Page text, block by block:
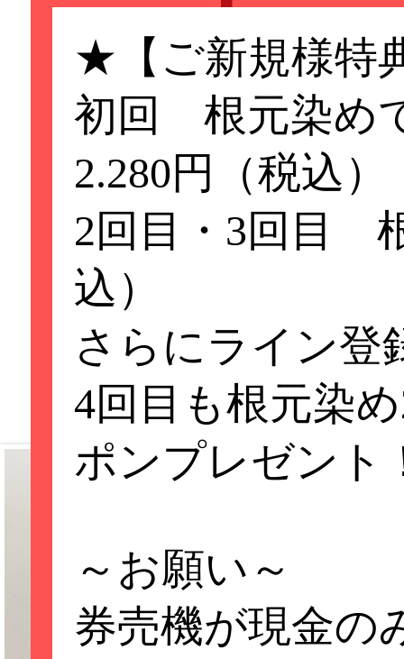
★【ご新規様特
初回 根元染め
2.280円（税込）
2回目・3回目
込）
さらにライン登
4回目も根元染
ポンプレゼント
～お願い～
券売機が現金の